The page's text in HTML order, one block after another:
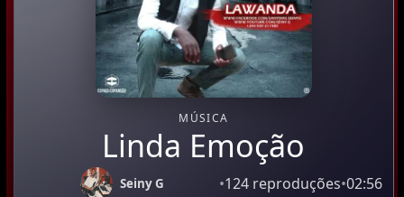
MÚSICA
Linda Emoção
Seiny G •124 reproduções•02:56